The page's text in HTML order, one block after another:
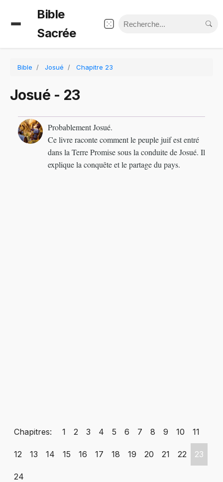
Bible
Sacrée
Bible Josué Chapitre 23
Josué - 23
Probablement Josué.
Ce livre raconte comment le peuple juif est entré
dans la Terre Promise sous la conduite de Josué. Il
explique la conquête et le partage du pays.
Chapitres: 1 2 3 4 5 6 7 8 9 10 11
12 13 14 15 16 17 18 19 20 21 22 23
24